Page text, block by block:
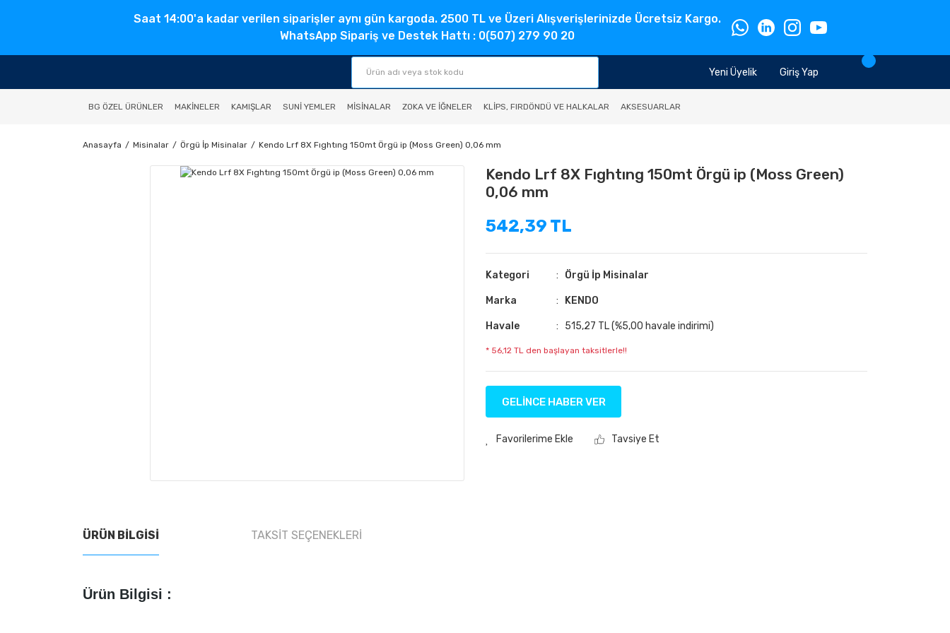
Saat 14:00'a kadar verilen siparişler aynı gün kargoda. 2500 TL ve Üzeri Alışverişlerinizde Ücretsiz Kargo.
WhatsApp Sipariş ve Destek Hattı : 0(507) 279 90 20
Giriş Yap
Yeni Üyelik
BG ÖZEL ÜRÜNLER MAKINELER KAMIŞLAR SUNI YEMLER MISINALAR ZOKA VE İĞNELER KLIPS, FIRDÖNDÜ VE HALKALAR AKSESUARLAR
Anasayfa Misinalar Örgü İp Misinalar Kendo Lrf 8X Fıghtıng 150mt Örgü ip (Moss Green) 0,06 mm
Kendo Lrf 8X Fıghtıng 150mt Örgü ip (Moss Green)
0,06 mm
542,39 TL
Kategori Örgü İp Misinalar
Marka KENDO
Havale 515,27 TL (%5,00 havale indirimi)
* 56,12 TL den başlayan taksitlerle!!
GELİNCE HABER VER
Tavsiye Et
ÜRÜN BILGISI TAKSIT SEÇENEKLERI
Ürün Bilgisi :